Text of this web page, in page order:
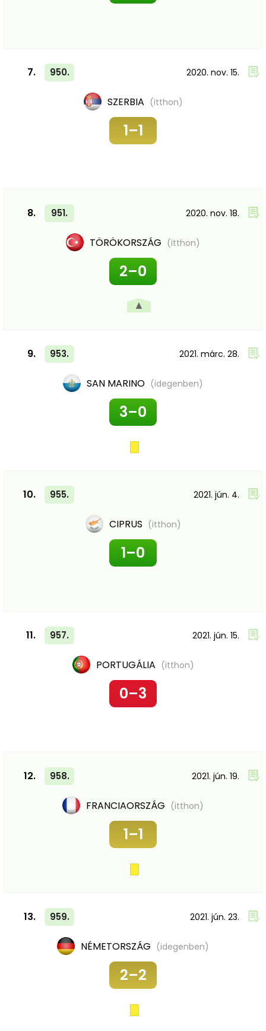
7. 950. 2020. nov. 15.
SZERBIA (itthon)
1–1
8. 951. 2020. nov. 18.
TÖRÖKORSZÁG (itthon)
2–0
▲
9. 953. 2021. márc. 28.
SAN MARINO (idegenben)
3–0
10. 955. 2021. jún. 4.
CIPRUS (itthon)
1–0
11. 957. 2021. jún. 15.
PORTUGÁLIA (itthon)
0–3
12. 958. 2021. jún. 19.
FRANCIAORSZÁG (itthon)
1–1
13. 959. 2021. jún. 23.
NÉMETORSZÁG (idegenben)
2–2